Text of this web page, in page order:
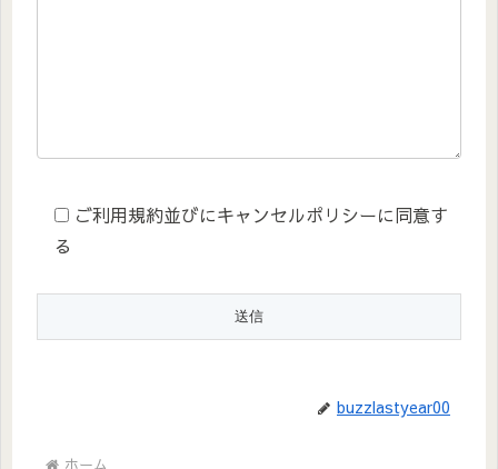
ご利用規約並びにキャンセルポリシーに同意す
る
buzzlastyear00
ホーム